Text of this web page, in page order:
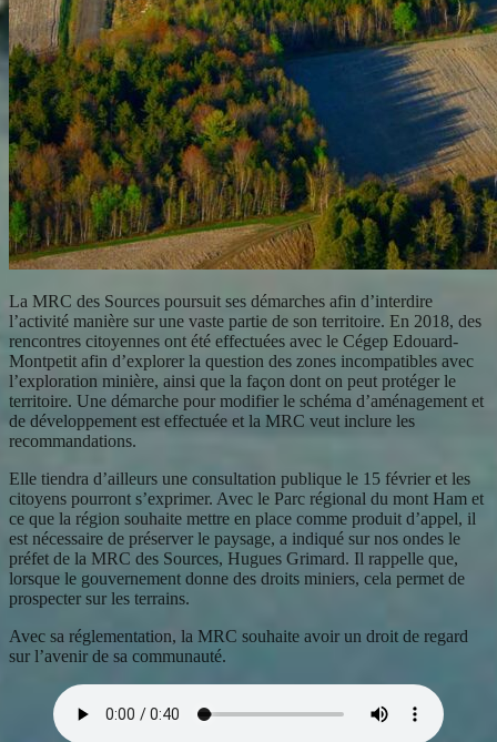
La MRC des Sources poursuit ses démarches afin d’interdire
l’activité manière sur une vaste partie de son territoire. En 2018, des
rencontres citoyennes ont été effectuées avec le Cégep Edouard-
Montpetit afin d’explorer la question des zones incompatibles avec
l’exploration minière, ainsi que la façon dont on peut protéger le
territoire. Une démarche pour modifier le schéma d’aménagement et
de développement est effectuée et la MRC veut inclure les
recommandations.
Elle tiendra d’ailleurs une consultation publique le 15 février et les
citoyens pourront s’exprimer. Avec le Parc régional du mont Ham et
ce que la région souhaite mettre en place comme produit d’appel, il
est nécessaire de préserver le paysage, a indiqué sur nos ondes le
préfet de la MRC des Sources, Hugues Grimard. Il rappelle que,
lorsque le gouvernement donne des droits miniers, cela permet de
prospecter sur les terrains.
Avec sa réglementation, la MRC souhaite avoir un droit de regard
sur l’avenir de sa communauté.